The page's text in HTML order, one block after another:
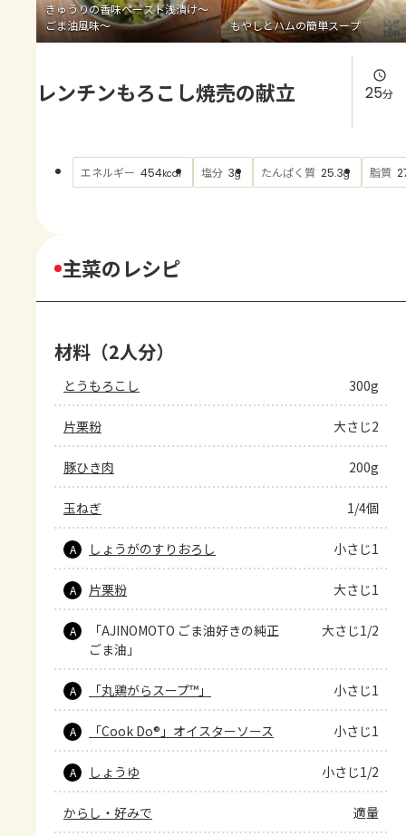
お買い物
AJINOMOTO PARK とは
きゅうりの香味ペースト浅漬け～
ごま油風味～
もやしとハムの簡単スープ
レンチンもろこし焼売の献立 25分
エネルギー 454kcal 塩分 3g たんぱく質 25.3g 脂質
主菜のレシピ
材料（2人分）
とうもろこし 300g
片栗粉 大さじ2
豚ひき肉 200g
玉ねぎ 1/4個
A しょうがのすりおろし 小さじ1
A 片栗粉 大さじ1
A
「AJINOMOTO ごま油好きの純正
ごま油」
大さじ1/2
A 「丸鶏がらスープ™」 小さじ1
A 「Cook Do®」オイスターソース 小さじ1
A しょうゆ 小さじ1/2
からし・好みで 適量